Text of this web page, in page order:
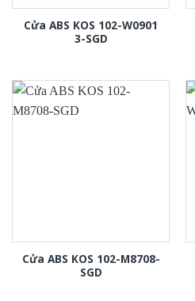
Cửa ABS KOS 102-W0901
3-SGD
Cửa ABS KOS 102-M8708-
SGD